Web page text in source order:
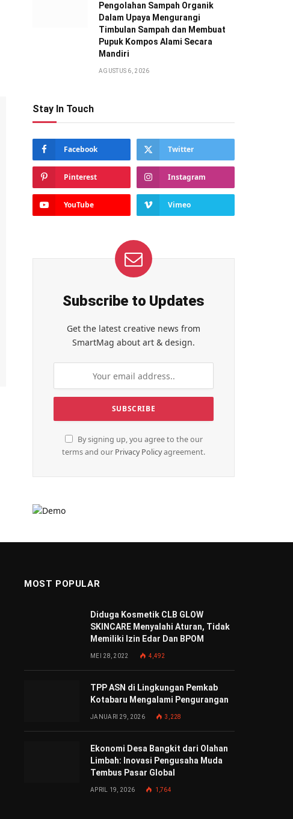
Pengolahan Sampah Organik
Dalam Upaya Mengurangi
Timbulan Sampah dan Membuat
Pupuk Kompos Alami Secara
Mandiri
AGUSTUS 6, 2026
Stay In Touch
Facebook Twitter
Pinterest Instagram
YouTube Vimeo
Subscribe to Updates
Get the latest creative news from
SmartMag about art & design.
By signing up, you agree to the our
terms and our Privacy Policyagreement.
MOST POPULAR
Diduga Kosmetik CLB GLOW
SKINCARE Menyalahi Aturan, Tidak
Memiliki Izin Edar Dan BPOM
MEI 28, 2022 4,492
TPP ASN di Lingkungan Pemkab
Kotabaru Mengalami Pengurangan
JANUARI 29, 2026 3,228
Ekonomi Desa Bangkit dari Olahan
Limbah: Inovasi Pengusaha Muda
Tembus Pasar Global
APRIL 19, 2026 1,764